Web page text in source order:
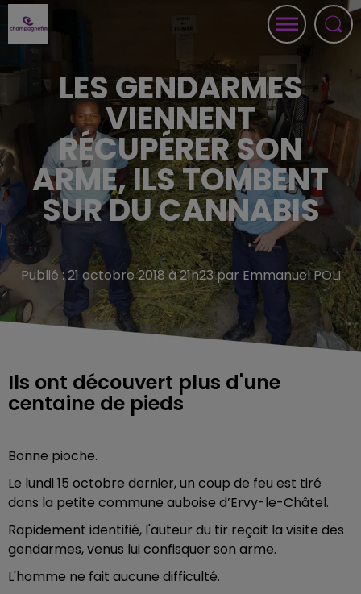
LES GENDARMES
VIENNENT
RÉCUPÉRER SON
ARME, ILS TOMBENT
SUR DU CANNABIS
Publié : 21 octobre 2018 à 21h23 par Emmanuel POLI
Ils ont découvert plus d'une
centaine de pieds
Bonne pioche.
Le lundi 15 octobre dernier, un coup de feu est tiré
dans la petite commune auboise d’Ervy-le-Châtel.
Rapidement identifié, l'auteur du tir reçoit la visite des
gendarmes, venus lui confisquer son arme.
L'homme ne fait aucune difficulté.